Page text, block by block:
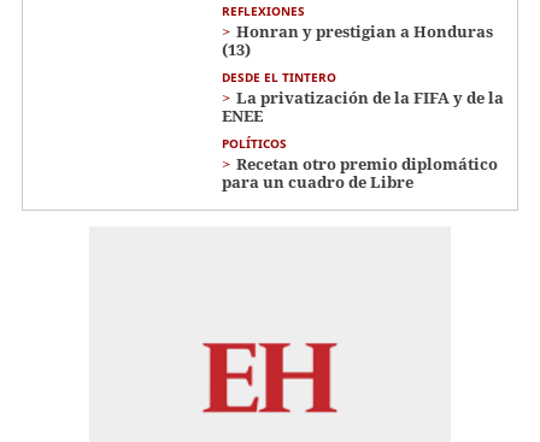
REFLEXIONES
Honran y prestigian a Honduras
(13)
DESDE EL TINTERO
La privatización de la FIFA y de la
ENEE
POLÍTICOS
Recetan otro premio diplomático
para un cuadro de Libre